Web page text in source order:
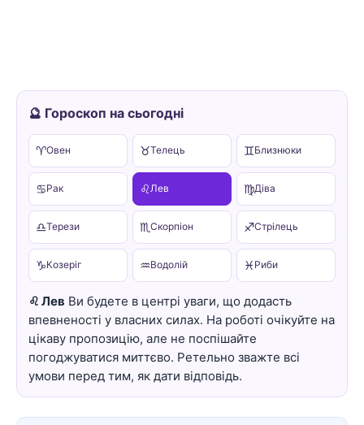
🔮 Гороскоп на сьогодні
♈Овен ♉Телець ♊Близнюки
♋Рак ♌Лев ♍Діва
♎Терези ♏ Скорпіон ♐Стрілець
♑Козеріг ♒Водолій ♓ Риби
♌ Лев Ви будете в центрі уваги, що додасть
впевненості у власних силах. На роботі очікуйте на
цікаву пропозицію, але не поспішайте
погоджуватися миттєво. Ретельно зважте всі
умови перед тим, як дати відповідь.